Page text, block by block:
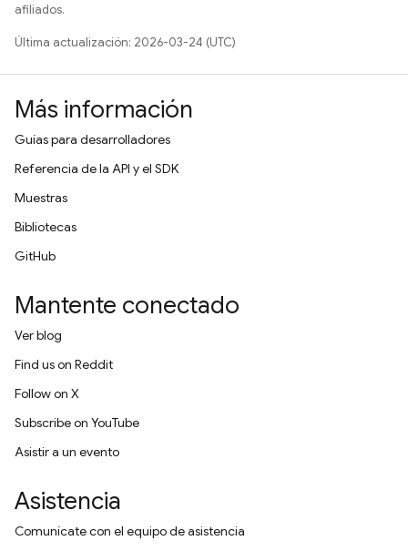
afiliados.
Última actualización: 2026-03-24 (UTC)
Más información
Guías para desarrolladores
Referencia de la API y el SDK
Muestras
Bibliotecas
GitHub
Mantente conectado
Ver blog
Find us on Reddit
Follow on X
Subscribe on YouTube
Asistir a un evento
Asistencia
Comunícate con el equipo de asistencia